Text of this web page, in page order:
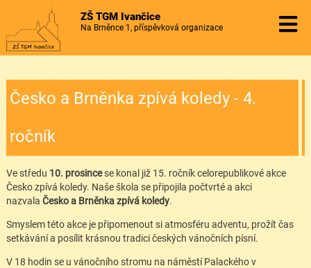
ZŠ TGM Ivančice
Na Brněnce 1, příspěvková organizace
Česko a Brněnka zpívá koledy - 4.
ročník
Ve středu 10. prosincese konal již 15. ročník celorepublikové akce
Česko zpívá koledy. Naše škola se připojila počtvrté a akci
nazvala Česko a Brněnka zpívá koledy.
Smyslem této akce je připomenout si atmosféru adventu, prožít čas
setkávání a posílit krásnou tradici českých vánočních písní.
V 18 hodin se u vánočního stromu na náměstí Palackého v